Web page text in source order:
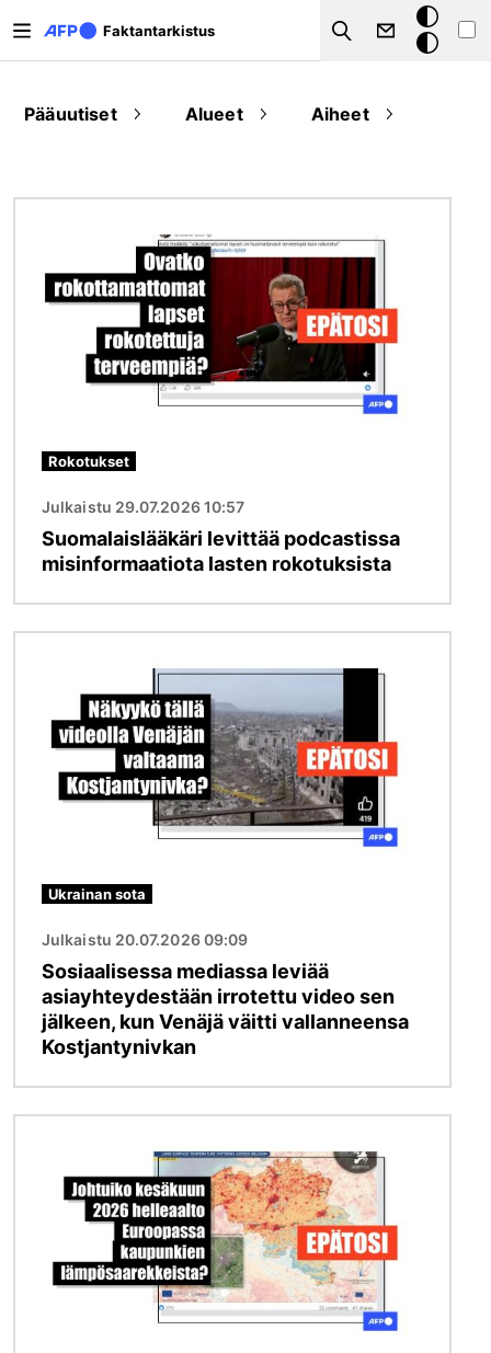
Faktantarkistus
Search
Tumma
tila
Pääuutiset Alueet Aiheet
Rokotukset
Julkaistu 29.07.2026 10:57
Suomalaislääkäri levittää podcastissa
misinformaatiota lasten rokotuksista
Ukrainan sota
Julkaistu 20.07.2026 09:09
Sosiaalisessa mediassa leviää
asiayhteydestään irrotettu video sen
jälkeen, kun Venäjä väitti vallanneensa
Kostjantynivkan